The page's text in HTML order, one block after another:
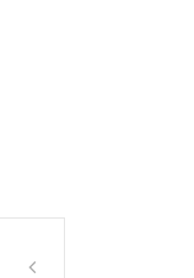
9月最終週の